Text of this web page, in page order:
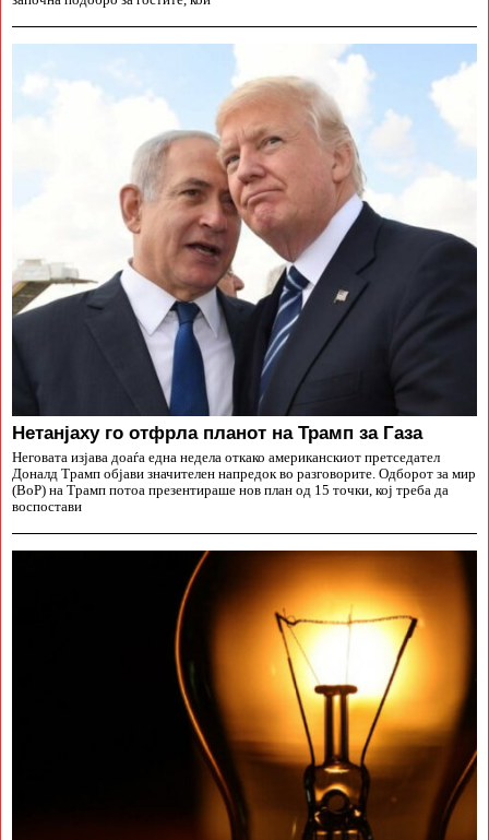
Нетанјаху го отфрла планот на Трамп за Газа
Неговата изјава доаѓа една недела откако американскиот претседател
Доналд Трамп објави значителен напредок во разговорите. Одборот за мир
(BoP) на Трамп потоа презентираше нов план од 15 точки, кој треба да
воспостави